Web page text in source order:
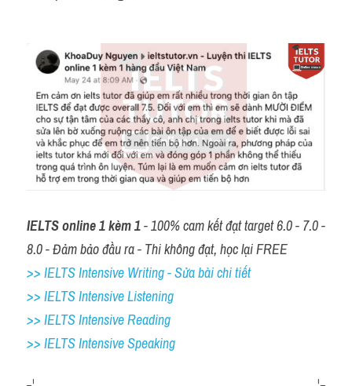
IELTS online 1 kèm 1 - 100% cam kết đạt target 6.0 - 7.0 -
8.0 - Đảm bảo đầu ra - Thi không đạt, học lại FREE
>> IELTS Intensive Writing - Sửa bài chi tiết
>> IELTS Intensive Listening
>> IELTS Intensive Reading
>> IELTS Intensive Speaking